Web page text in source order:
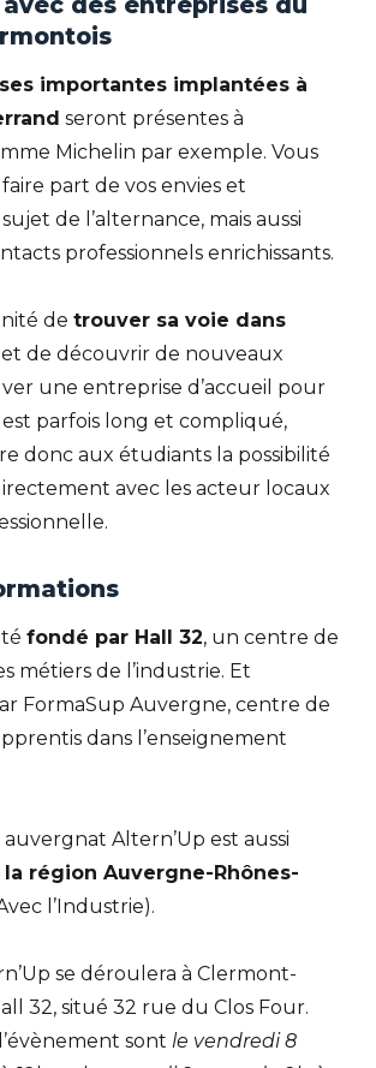
importantes implantées à
seront présentes à
Michelin par exemple. Vous
part de vos envies et
de l’alternance, mais aussi
professionnels enrichissants.
de trouver sa voie dans
et de découvrir de nouveaux
une entreprise d’accueil pour
parfois long et compliqué,
donc aux étudiants la possibilité
avec les acteur locaux
fondé par Hall 32, un centre de
métiers de l’industrie. Et
FormaSup Auvergne, centre de
dans l’enseignement
auvergnat Altern’Up est aussi
région Auvergne-Rhônes-
l’Industrie).
se déroulera à Clermont-
32, situé 32 rue du Clos Four.
sont le vendredi 8